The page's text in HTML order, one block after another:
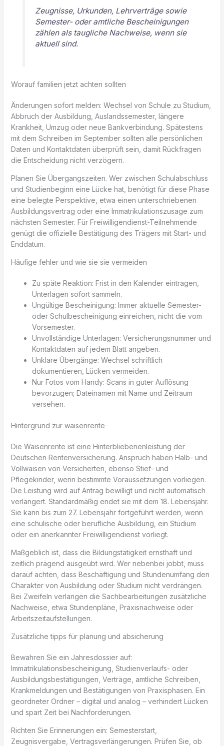
Zeugnisse, Urkunden, Lehrverträge sowie
Semester- oder amtliche Bescheinigungen
zählen als taugliche Nachweise, wenn sie
aktuell sind.
Worauf familien jetzt achten sollten
Änderungen sofort melden: Wechsel von Schule zu Studium,
Abbruch der Ausbildung, Auslandssemester, längere
Krankheit, Umzug oder neue Bankverbindung. Spätestens
mit dem Schreiben im September sollten alle persönlichen
Daten und Kontaktdaten überprüft sein, damit Rückfragen
die Entscheidung nicht verzögern.
Planen Sie Übergangszeiten. Wer zwischen Schulabschluss
und Studienbeginn eine Lücke hat, benötigt für diese Phase
eine belegte Perspektive, etwa einen unterschriebenen
Ausbildungsvertrag oder eine Immatrikulationszusage zum
nächsten Semester. Für Freiwilligendienst-Teilnehmende
genügt die offizielle Bestätigung des Trägers mit Start- und
Enddatum.
Häufige fehler und wie sie sie vermeiden
Zu späte Reaktion: Frist in den Kalender eintragen,
Unterlagen sofort sammeln.
Ungültige Bescheinigung: Immer aktuelle Semester-
oder Schulbescheinigung einreichen, nicht die vom
Vorsemester.
Unvollständige Unterlagen: Versicherungsnummer und
Kontaktdaten auf jedem Blatt angeben.
Unklare Übergänge: Wechsel schriftlich
dokumentieren, Lücken vermeiden.
Nur Fotos vom Handy: Scans in guter Auflösung
bevorzugen; Dateinamen mit Name und Zeitraum
versehen.
Hintergrund zur waisenrente
Die Waisenrente ist eine Hinterbliebenenleistung der
Deutschen Rentenversicherung. Anspruch haben Halb- und
Vollwaisen von Versicherten, ebenso Stief- und
Pflegekinder, wenn bestimmte Voraussetzungen vorliegen.
Die Leistung wird auf Antrag bewilligt und nicht automatisch
verlängert. Standardmäßig endet sie mit dem 18. Lebensjahr.
Sie kann bis zum 27. Lebensjahr fortgeführt werden, wenn
eine schulische oder berufliche Ausbildung, ein Studium
oder ein anerkannter Freiwilligendienst vorliegt.
Maßgeblich ist, dass die Bildungstätigkeit ernsthaft und
zeitlich prägend ausgeübt wird. Wer nebenbei jobbt, muss
darauf achten, dass Beschäftigung und Stundenumfang den
Charakter von Ausbildung oder Studium nicht verdrängen.
Bei Zweifeln verlangen die Sachbearbeitungen zusätzliche
Nachweise, etwa Stundenpläne, Praxisnachweise oder
Arbeitszeitaufstellungen.
Zusätzliche tipps für planung und absicherung
Bewahren Sie ein Jahresdossier auf:
Immatrikulationsbescheinigung, Studienverlaufs- oder
Ausbildungsbestätigungen, Verträge, amtliche Schreiben,
Krankmeldungen und Bestätigungen von Praxisphasen. Ein
geordneter Ordner – digital und analog – verhindert Lücken
und spart Zeit bei Nachforderungen.
Richten Sie Erinnerungen ein: Semesterstart,
Zeugnisvergabe, Vertragsverlängerungen. Prüfen Sie, ob